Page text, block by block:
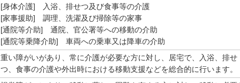
[身体介護] 入浴、排せつ及び食事等の介護
[家事援助] 調理、洗濯及び掃除等の家事
[通院等介助] 通院、官公署等への移動の介助
[通院等乗降介助] 車両への乗車又は降車の介助
重い障がいがあり、常に介護が必要な方に対し、居宅で、入浴、排せ
つ、食事の介護や外出時における移動支援などを総合的に行います。